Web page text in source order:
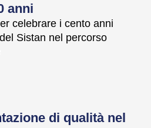
anni
celebrare i cento anni
Sistan nel percorso
di qualità nel